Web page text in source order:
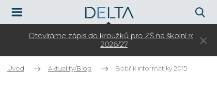
Otevíráme zápis do kroužků pro ZŠ na školní rok
2026/27
Úvod Aktuality/Blog Bobřík informatiky 2015